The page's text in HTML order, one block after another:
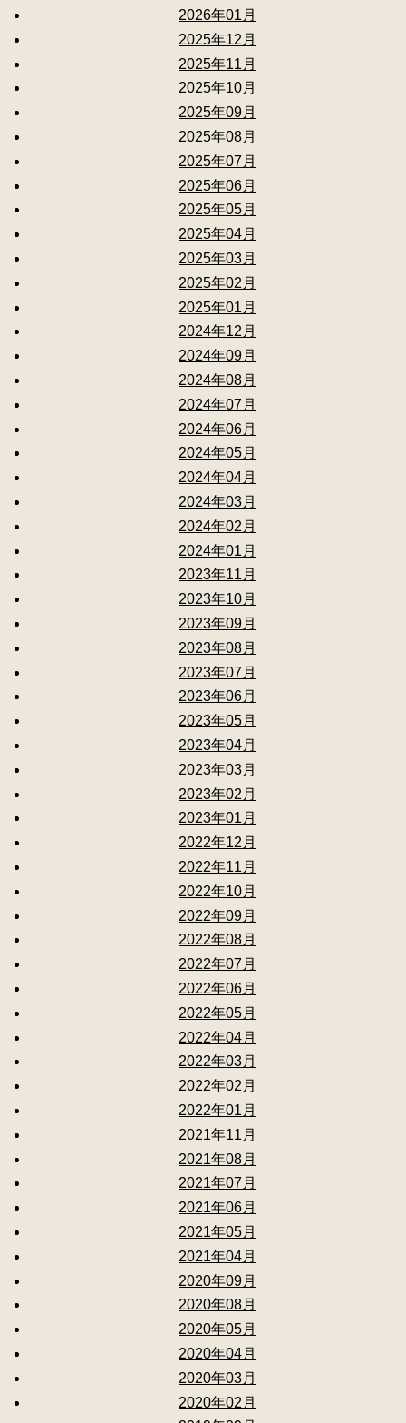
2026年01月
2025年12月
2025年11月
2025年10月
2025年09月
2025年08月
2025年07月
2025年06月
2025年05月
2025年04月
2025年03月
2025年02月
2025年01月
2024年12月
2024年09月
2024年08月
2024年07月
2024年06月
2024年05月
2024年04月
2024年03月
2024年02月
2024年01月
2023年11月
2023年10月
2023年09月
2023年08月
2023年07月
2023年06月
2023年05月
2023年04月
2023年03月
2023年02月
2023年01月
2022年12月
2022年11月
2022年10月
2022年09月
2022年08月
2022年07月
2022年06月
2022年05月
2022年04月
2022年03月
2022年02月
2022年01月
2021年11月
2021年08月
2021年07月
2021年06月
2021年05月
2021年04月
2020年09月
2020年08月
2020年05月
2020年04月
2020年03月
2020年02月